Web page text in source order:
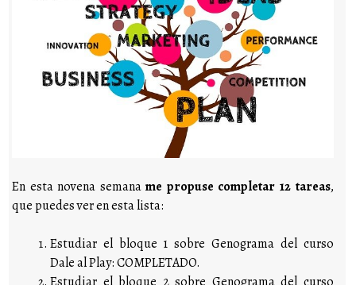
En esta novena semaname propuse completar 12 tareas,
que puedes ver en esta lista:
Estudiar el bloque 1 sobre Genograma del curso
Dale al Play: COMPLETADO.